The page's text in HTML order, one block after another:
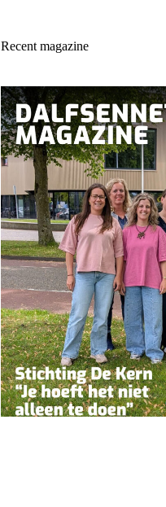
Recent magazine